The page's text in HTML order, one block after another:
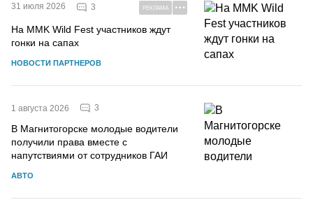
31 июля 2026 3 РЕКЛАМА
На MMK Wild Fest участников ждут
гонки на сапах
НОВОСТИ ПАРТНЕРОВ
1 августа 2026 3
В Магнитогорске молодые водители
получили права вместе с
напутствиями от сотрудников ГАИ
АВТО